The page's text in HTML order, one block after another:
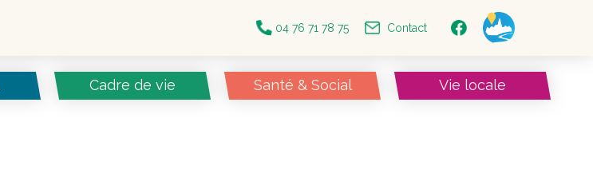
04 76 71 78 75 Contact
Cadre de vie Santé & Social Vie locale